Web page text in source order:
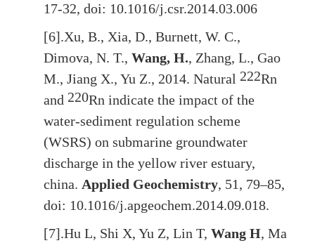
17-32, doi: 10.1016/j.csr.2014.03.006
[6].Xu, B., Xia, D., Burnett, W. C.,
Dimova, N. T.,Wang, H., Zhang, L., Gao
M., Jiang X., Yu Z., 2014. Natural222Rn
and220Rn indicate the impact of the
water-sediment regulation scheme
(WSRS) on submarine groundwater
discharge in the yellow river estuary,
china. Applied Geochemistry, 51, 79–85,
doi: 10.1016/j.apgeochem.2014.09.018.
[7].Hu L, Shi X, Yu Z, Lin T,Wang H, Ma